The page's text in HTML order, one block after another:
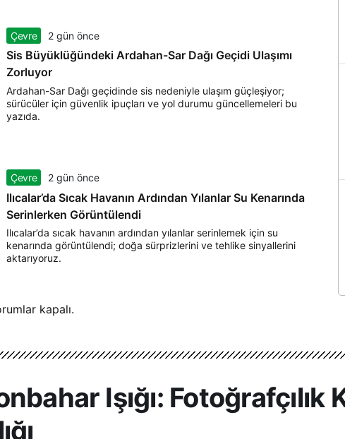
Çevre 2 gün önce
Sis Büyüklüğündeki Ardahan-Sar Dağı Geçidi Ulaşımı
Zorluyor
Ardahan-Sar Dağı geçidinde sis nedeniyle ulaşım güçleşiyor;
sürücüler için güvenlik ipuçları ve yol durumu güncellemeleri bu
yazıda.
Çevre 2 gün önce
Ilıcalar’da Sıcak Havanın Ardından Yılanlar Su Kenarında
Serinlerken Görüntülendi
Ilıcalar’da sıcak havanın ardından yılanlar serinlemek için su
kenarında görüntülendi; doğa sürprizlerini ve tehlike sinyallerini
aktarıyoruz.
kapalı.
Işığı: